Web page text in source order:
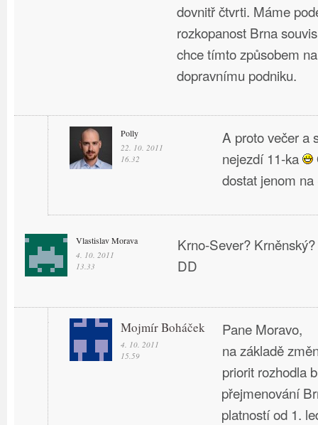
dovnitř čtvrti. Máme
rozkopanost Brna
chce tímto způsobem
dopravnímu podniku.
Polly
22. 10. 2011
16.32
A proto večer a
nejezdí 11-ka
dostat jenom
Vlastislav Morava
4. 10. 2011
13.33
Krno-Sever?
DD
Mojmír Boháček
4. 10. 2011
15.59
Pane Moravo,
na základě
priorit rozhodla
přejmenování
platností od 1.